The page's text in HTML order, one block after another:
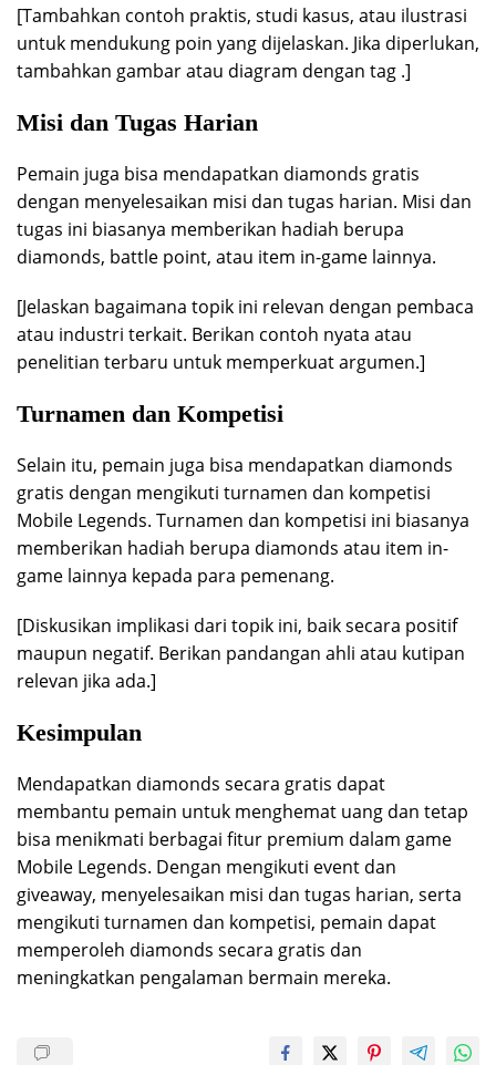
[Tambahkan contoh praktis, studi kasus, atau ilustrasi
untuk mendukung poin yang dijelaskan. Jika diperlukan,
tambahkan gambar atau diagram dengan tag .]
Misi dan Tugas Harian
Pemain juga bisa mendapatkan diamonds gratis
dengan menyelesaikan misi dan tugas harian. Misi dan
tugas ini biasanya memberikan hadiah berupa
diamonds, battle point, atau item in-game lainnya.
[Jelaskan bagaimana topik ini relevan dengan pembaca
atau industri terkait. Berikan contoh nyata atau
penelitian terbaru untuk memperkuat argumen.]
Turnamen dan Kompetisi
Selain itu, pemain juga bisa mendapatkan diamonds
gratis dengan mengikuti turnamen dan kompetisi
Mobile Legends. Turnamen dan kompetisi ini biasanya
memberikan hadiah berupa diamonds atau item in-
game lainnya kepada para pemenang.
[Diskusikan implikasi dari topik ini, baik secara positif
maupun negatif. Berikan pandangan ahli atau kutipan
relevan jika ada.]
Kesimpulan
Mendapatkan diamonds secara gratis dapat
membantu pemain untuk menghemat uang dan tetap
bisa menikmati berbagai fitur premium dalam game
Mobile Legends. Dengan mengikuti event dan
giveaway, menyelesaikan misi dan tugas harian, serta
mengikuti turnamen dan kompetisi, pemain dapat
memperoleh diamonds secara gratis dan
meningkatkan pengalaman bermain mereka.